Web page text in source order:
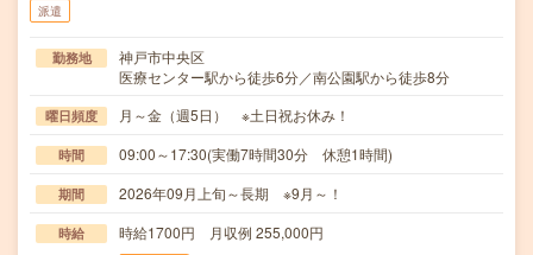
派遣
勤務地
神戸市中央区
医療センター駅から徒歩6分／南公園駅から徒歩8分
曜日頻度 月～金（週5日） ※土日祝お休み！
時間 09:00～17:30(実働7時間30分 休憩1時間)
期間 2026年09月上旬～長期 ※9月～！
時給 時給1700円 月収例 255,000円